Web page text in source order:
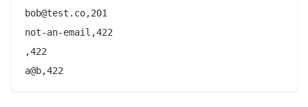
bob@test.co,201
not-an-email,422
,422